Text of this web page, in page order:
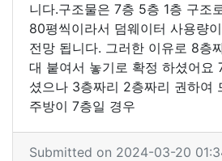
니다.구조물은 7층 5층 1층 구조
80평씩이라서 덤웨이터 사용량
전망 됩니다. 그러한 이유로 8층
대 붙여서 놓기로 확정 하셨어요
셨으나 3층짜리 2층짜리 권하여
주방이 7층일 경우
Submitted on 2024-03-20